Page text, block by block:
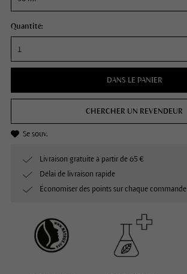
Quantité:
DANS LE PANIER
CHERCHER UN REVENDEUR
Se souv.
Livraison gratuite à partir de 65 €
Délai de livraison rapide
Économiser des points sur chaque commande